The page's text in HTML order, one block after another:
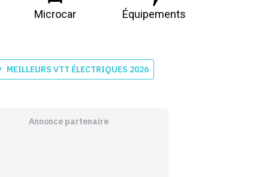
Microcar Équipements
MEILLEURS VTT ÉLECTRIQUES 2026
Annonce partenaire